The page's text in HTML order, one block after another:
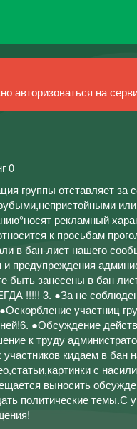
авторизоваться на
0
группы отставляет за
рекламный
к просьбам
в бан-лист нашего
предупреждения
быть занесены в бан
!!!!! 3. ●За не
участниц
●Обсуждение
к труду
кидаем в бан
с
выносить
политические темы.С